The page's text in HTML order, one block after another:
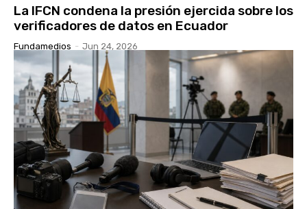
La IFCN condena la presión ejercida sobre los
verificadores de datos en Ecuador
Fundamedios - Jun 24, 2026